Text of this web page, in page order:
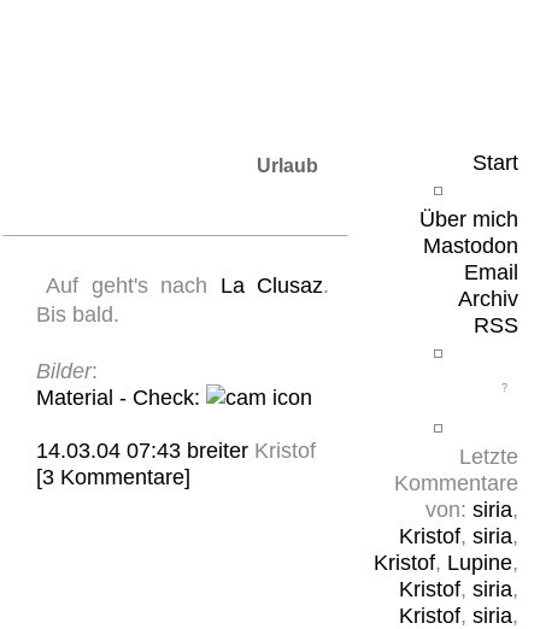
Start
Über mich
Mastodon
Email
Archiv
RSS
Letzte
Kommentare
von: siria,
Kristof, siria,
Kristof, Lupine,
Kristof, siria,
Kristof, siria,
Urlaub
Auf geht's nach La Clusaz.
Bis bald.
Bilder:
Material - Check:
14.03.04 07:43 breiter Kristof
[3 Kommentare]